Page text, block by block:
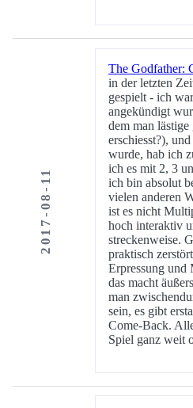
2017-08-11
The Godfather:
in der letzten
gespielt - ich
angekündigt
dem man
erschiesst?),
wurde, hab ich
ich es mit 2, 3
ich bin absolut
vielen anderen
ist es nicht
hoch interaktiv
streckenweise.
praktisch
Erpressung und
das macht
man
sein, es gibt
Come-Back.
Spiel ganz weit